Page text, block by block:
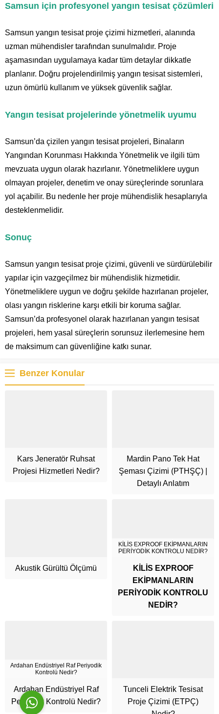
Samsun için profesyonel yangın tesisat çözümleri
Samsun yangın tesisat proje çizimi hizmetleri, alanında
uzman mühendisler tarafından sunulmalıdır. Proje
aşamasından uygulamaya kadar tüm detaylar dikkatle
planlanır. Doğru projelendirilmiş yangın tesisat sistemleri,
uzun ömürlü kullanım ve yüksek güvenlik sağlar.
Yangın tesisat projelerinde yönetmelik uyumu
Samsun’da çizilen yangın tesisat projeleri, Binaların
Yangından Korunması Hakkında Yönetmelik ve ilgili tüm
mevzuata uygun olarak hazırlanır. Yönetmeliklere uygun
olmayan projeler, denetim ve onay süreçlerinde sorunlara
yol açabilir. Bu nedenle her proje mühendislik hesaplarıyla
desteklenmelidir.
Sonuç
Samsun yangın tesisat proje çizimi, güvenli ve sürdürülebilir
yapılar için vazgeçilmez bir mühendislik hizmetidir.
Yönetmeliklere uygun ve doğru şekilde hazırlanan projeler,
olası yangın risklerine karşı etkili bir koruma sağlar.
Samsun’da profesyonel olarak hazırlanan yangın tesisat
projeleri, hem yasal süreçlerin sorunsuz ilerlemesine hem
de maksimum can güvenliğine katkı sunar.
Benzer Konular
Kars Jeneratör Ruhsat
Projesi Hizmetleri Nedir?
Mardin Pano Tek Hat
Şeması Çizimi (PTHŞÇ) |
Detaylı Anlatım
Akustik Gürültü Ölçümü
KİLİS EXPROOF EKİPMANLARIN
PERİYODİK KONTROLU NEDİR?
KİLİS EXPROOF
EKİPMANLARIN
PERİYODİK KONTROLU
NEDİR?
Ardahan Endüstriyel Raf Periyodik
Kontrolü Nedir?
Ardahan Endüstriyel Raf
Periyodik Kontrolü Nedir?
Tunceli Elektrik Tesisat
Proje Çizimi (ETPÇ)